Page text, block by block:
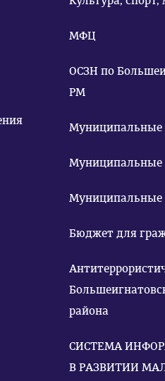
МФЦ
ОСЗН по
РМ
Муниципальные
Муниципальные
Муниципальные
Бюджет для
района
СИСТЕМА
В РАЗВИТИИ